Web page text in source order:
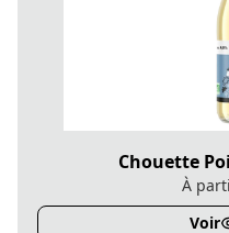
Chouette
À
Voir